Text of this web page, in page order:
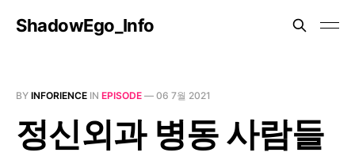
ShadowEgo_Info
BY INFORIENCE IN EPISODE — 06 7월 2021
정신외과 병동 사람들